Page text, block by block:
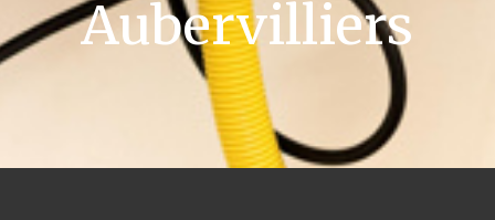
Aubervilliers